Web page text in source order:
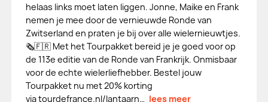
helaas links moet laten liggen. Jonne, Maike en Frank
nemen je mee door de vernieuwde Ronde van
Zwitserland en praten je bij over alle wielernieuwtjes.
🗞️🇫🇷 Met het Tourpakket bereid je je goed voor op
de 113e editie van de Ronde van Frankrijk. Onmisbaar
voor de echte wielerliefhebber. Bestel jouw
Tourpakket nu met 20% korting
via tourdefrance.nl/lantaarn… lees meer